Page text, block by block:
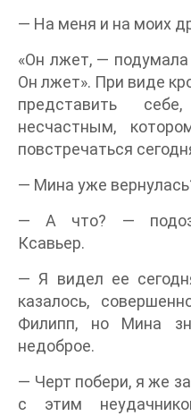
— На меня и на моих
«Он лжет, —
Он лжет». При виде
представить
несчастным,
повстречаться
— Мина уже
— А что? —
Ксавьер.
— Я видел ее
казалось,
Филипп, но Мина
недоброе.
— Черт побери, я же
с этим